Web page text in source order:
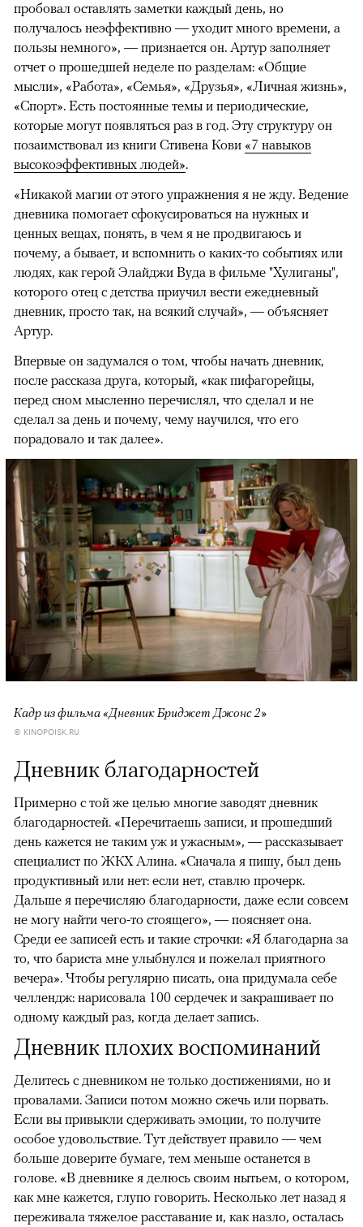
пробовал оставлять заметки каждый день, но
получалось неэффективно — уходит много времени, а
пользы немного», — признается он. Артур заполняет
отчет о прошедшей неделе по разделам: «Общие
мысли», «Работа», «Семья», «Друзья», «Личная жизнь»,
«Спорт». Есть постоянные темы и периодические,
которые могут появляться раз в год. Эту структуру он
позаимствовал из книги Стивена Кови «7 навыков
высокоэффективных людей».
«Никакой магии от этого упражнения я не жду. Ведение
дневника помогает сфокусироваться на нужных и
ценных вещах, понять, в чем я не продвигаюсь и
почему, а бывает, и вспомнить о каких-то событиях или
людях, как герой Элайджи Вуда в фильме "Хулиганы",
которого отец с детства приучил вести ежедневный
дневник, просто так, на всякий случай», — объясняет
Артур.
Впервые он задумался о том, чтобы начать дневник,
после рассказа друга, который, «как пифагорейцы,
перед сном мысленно перечислял, что сделал и не
сделал за день и почему, чему научился, что его
порадовало и так далее».
Кадр из фильма «Дневник Бриджет Джонс 2»
© KINOPOISK.RU
Дневник благодарностей
Примерно с той же целью многие заводят дневник
благодарностей. «Перечитаешь записи, и прошедший
день кажется не таким уж и ужасным», — рассказывает
специалист по ЖКХ Алина. «Сначала я пишу, был день
продуктивный или нет: если нет, ставлю прочерк.
Дальше я перечисляю благодарности, даже если совсем
не могу найти чего-то стоящего», — поясняет она.
Среди ее записей есть и такие строчки: «Я благодарна за
то, что бариста мне улыбнулся и пожелал приятного
вечера». Чтобы регулярно писать, она придумала себе
челлендж: нарисовала 100 сердечек и закрашивает по
одному каждый раз, когда делает запись.
Дневник плохих воспоминаний
Делитесь с дневником не только достижениями, но и
провалами. Записи потом можно сжечь или порвать.
Если вы привыкли сдерживать эмоции, то получите
особое удовольствие. Тут действует правило — чем
больше доверите бумаге, тем меньше останется в
голове. «В дневнике я делюсь своим нытьем, о котором,
как мне кажется, глупо говорить. Несколько лет назад я
переживала тяжелое расставание и, как назло, осталась